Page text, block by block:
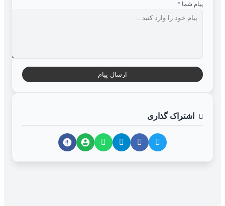
پیام شما *
ارسال پیام
اشتراک گذاری